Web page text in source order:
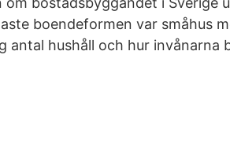
boendeformen var småhus
antal hushåll och hur invånarna